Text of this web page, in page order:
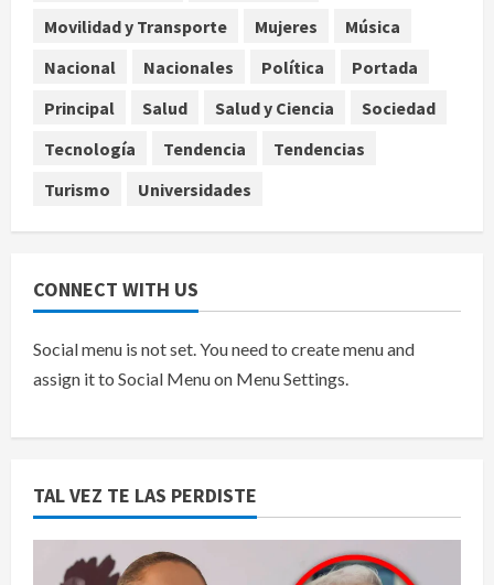
Rolex al equipo de Junior H en el
agosto 8, 2026
Movilidad y Transporte Mujeres
Música
Nacional
Nacionales Política
Portada
Principal
Salud Salud y Ciencia
Sociedad
Tecnología
Tendencia
Tendencias
Turismo
Universidades
CONNECT WITH US
Social menu is not set. You need to create menu and
assign it to Social Menu on Menu Settings.
TAL VEZ TE LAS PERDISTE